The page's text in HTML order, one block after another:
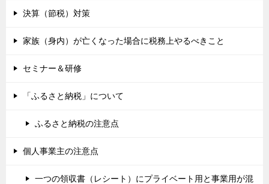
決算（節税）対策
家族（身内）が亡くなった場合に税務上やるべきこと
セミナー＆研修
「ふるさと納税」について
ふるさと納税の注意点
個人事業主の注意点
一つの領収書（レシート）にプライベート用と事業用が混